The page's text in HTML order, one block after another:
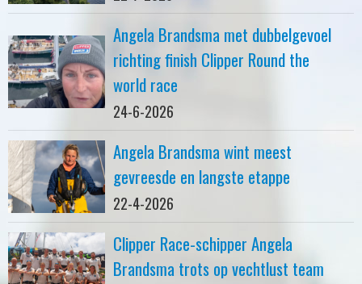
Angela Brandsma met dubbelgevoel
richting finish Clipper Round the
world race
24-6-2026
Angela Brandsma wint meest
gevreesde en langste etappe
22-4-2026
Clipper Race-schipper Angela
Brandsma trots op vechtlust team